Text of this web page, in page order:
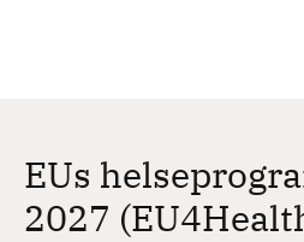
EUs
2027